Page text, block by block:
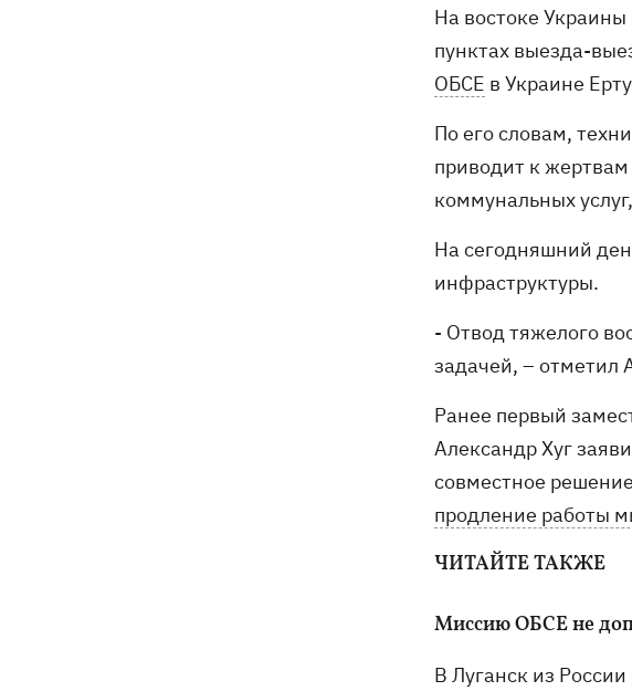
На востоке
пунктах выезда-
ОБСЕ в Украине
По его словам,
приводит к
коммунальных
На сегодняшний
инфраструктуры.
- Отвод тяжелого
задачей, – отметил
Ранее первый
Александр Хуг
совместное
продление работы
ЧИТАЙТЕ ТАКЖЕ
Миссию ОБСЕ не
В Луганск из